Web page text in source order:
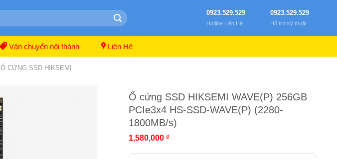
0923.529.529
Hotline Liên Hệ
0923.529.529
Hổ trợ kỹ thuật
Vận chuyển nội thành Liên Hệ
Ổ CỨNG SSD HIKSEMI
Ổ cứng SSD HIKSEMI WAVE(P) 256GB
PCIe3x4 HS-SSD-WAVE(P) (2280-
1800MB/s)
1,580,000₫